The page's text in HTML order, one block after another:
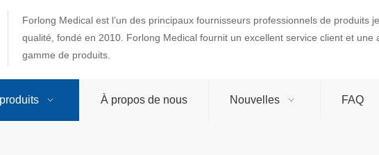
Forlong Medical est l’un des principaux fournisseurs professionnels de produits
qualité, fondé en 2010. Forlong Medical fournit un excellent service client et une
gamme de produits.
À propos de nous Nouvelles FAQ